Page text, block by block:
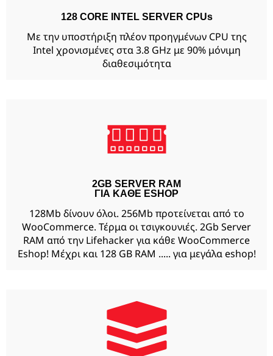
128 CORE INTEL SERVER CPUs
Με την υποστήριξη πλέον προηγμένων CPU της
Intel χρονισμένες στα 3.8 GHz με 90% μόνιμη
διαθεσιμότητα
2GB SERVER RAM
ΓΙΑ ΚΑΘΕ ESHOP
128Mb δίνουν όλοι. 256Mb προτείνεται από το
WooCommerce. Τέρμα οι τσιγκουνιές. 2Gb Server
RAM από την Lifehacker για κάθε WooCommerce
Eshop! Μέχρι και 128 GB RAM ..... για μεγάλα eshop!